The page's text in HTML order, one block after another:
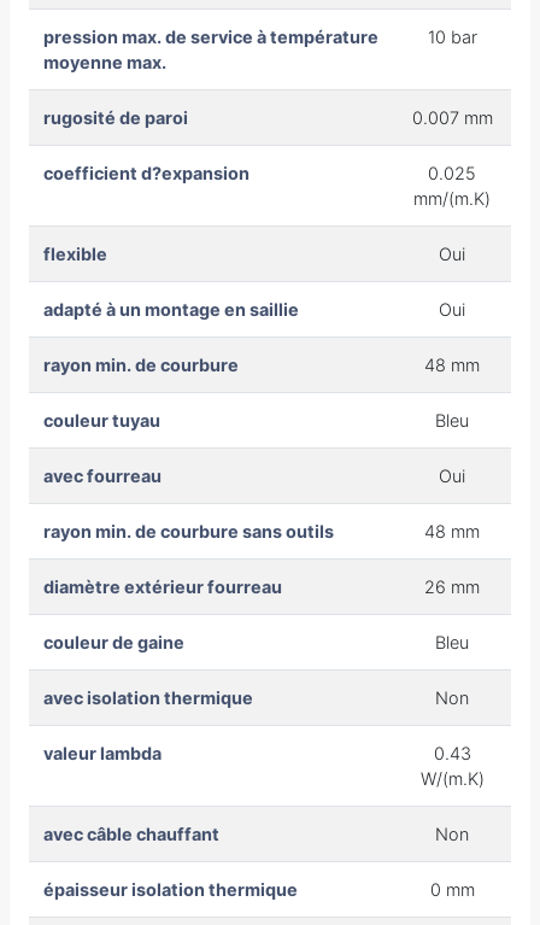
pression max. de service à température
moyenne max.
10 bar
rugosité de paroi 0.007 mm
coefficient d?expansion
0.025
mm/(m.K)
flexible Oui
adapté à un montage en saillie Oui
rayon min. de courbure 48 mm
couleur tuyau Bleu
avec fourreau Oui
rayon min. de courbure sans outils 48 mm
diamètre extérieur fourreau 26 mm
couleur de gaine Bleu
avec isolation thermique Non
valeur lambda
0.43
W/(m.K)
avec câble chauffant Non
épaisseur isolation thermique 0 mm